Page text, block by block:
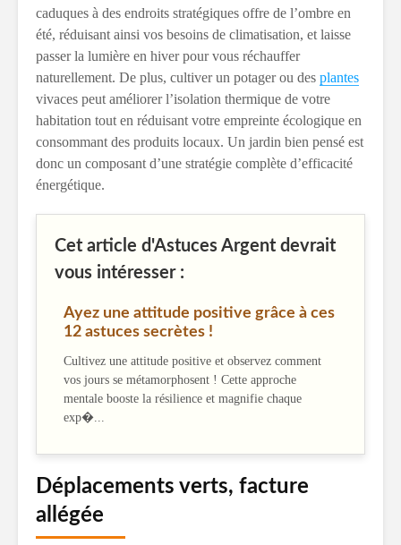
caduques à des endroits stratégiques offre de l’ombre en
été, réduisant ainsi vos besoins de climatisation, et laisse
passer la lumière en hiver pour vous réchauffer
naturellement. De plus, cultiver un potager ou des plantes
vivaces peut améliorer l’isolation thermique de votre
habitation tout en réduisant votre empreinte écologique en
consommant des produits locaux. Un jardin bien pensé est
donc un composant d’une stratégie complète d’efficacité
énergétique.
Cet article d'Astuces Argent devrait
vous intéresser :
Ayez une attitude positive grâce à ces
12 astuces secrètes !
Cultivez une attitude positive et observez comment
vos jours se métamorphosent ! Cette approche
mentale booste la résilience et magnifie chaque
exp�...
Déplacements verts, facture
allégée